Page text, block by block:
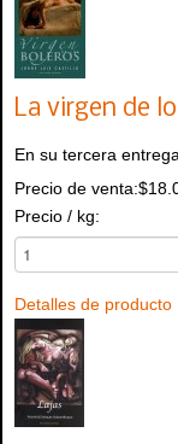
La virgen de
En su tercera
Precio de venta:
Precio / kg:
Detalles de producto